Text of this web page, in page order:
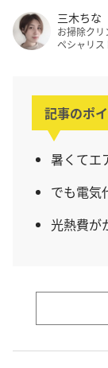
三木ちな
お掃除ク
ペシャリス
記事のポ
暑くてエ
でも電
光熱費が